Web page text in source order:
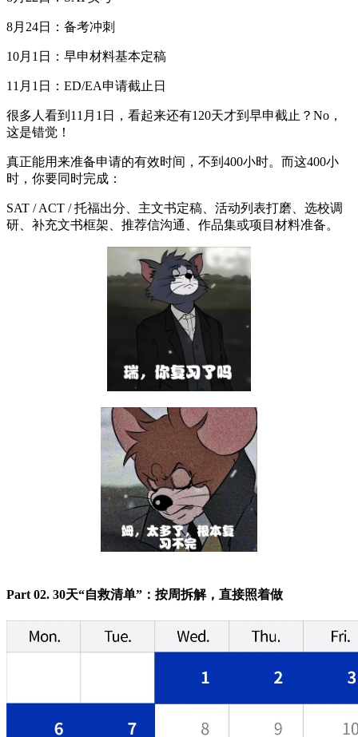
8月24日：备考冲刺
10月1日：早申材料基本定稿
11月1日：ED/EA申请截止日
很多人看到11月1日，看起来还有120天才到早申截止？No，
这是错觉！
真正能用来准备申请的有效时间，不到400小时。而这400小
时，你要同时完成：
SAT / ACT / 托福出分、主文书定稿、活动列表打磨、选校调
研、补充文书框架、推荐信沟通、作品集或项目材料准备。
Part 02. 30天“自救清单”：按周拆解，直接照着做